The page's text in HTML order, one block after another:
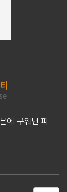
에 구워낸 피